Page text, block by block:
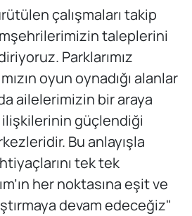
çalışmaları takip
taleplerini
Parklarımız
oyun oynadığı alanlar
ailelerimizin bir araya
güçlendiği
Bu anlayışla
tek tek
her noktasına eşit ve
devam edeceğiz"